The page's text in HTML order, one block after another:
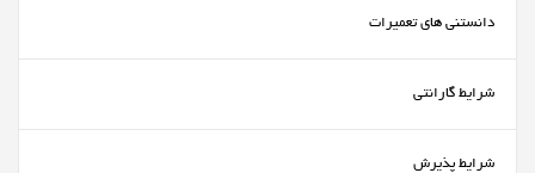
دانستنی های تعمیرات
شرایط گارانتی
شرایط پذیرش